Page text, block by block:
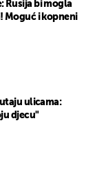
Rusija bi mogla
Moguć i kopneni
ulicama:
djecu"